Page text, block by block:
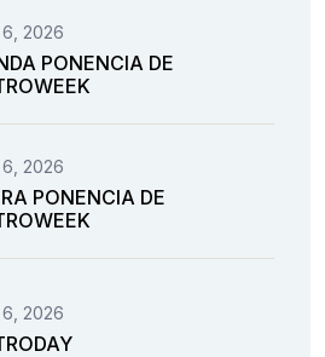
2026
PONENCIA DE
2026
PONENCIA DE
2026